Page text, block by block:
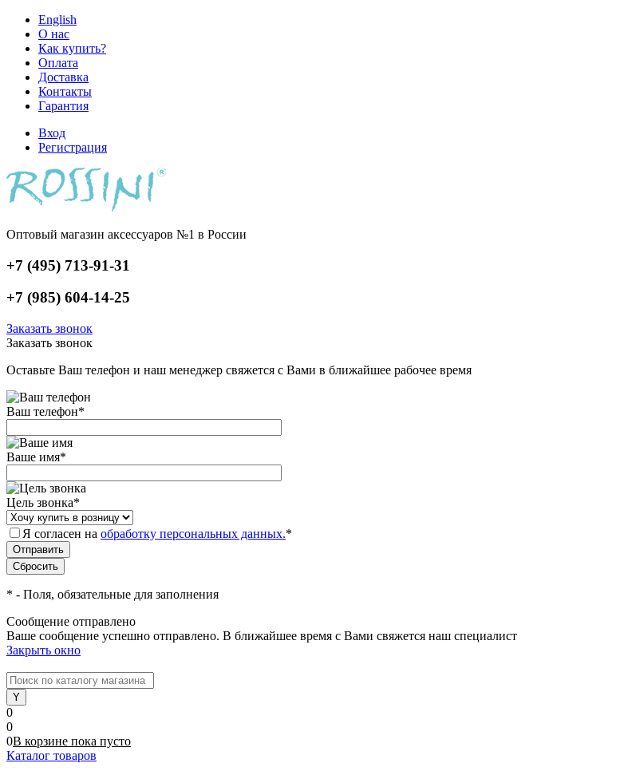
English
О нас
Как купить?
Оплата
Доставка
Контакты
Гарантия
Вход
Регистрация
Оптовый магазин аксессуаров №1 в России
+7 (495) 713-91-31
+7 (985) 604-14-25
Заказать звонок
Заказать звонок
Оставьте Ваш телефон и наш менеджер свяжется с Вами в ближайшее рабочее время
Ваш телефон*
Ваше имя*
Цель звонка*
Я согласен на обработку персональных данных.*
* - Поля, обязательные для заполнения
Сообщение отправлено
Ваше сообщение успешно отправлено. В ближайшее время с Вами свяжется наш специалист
Закрыть окно
0
0
0В корзине пока пусто
Каталог товаров